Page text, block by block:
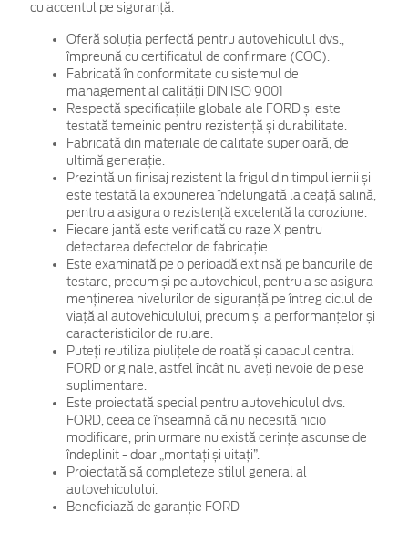
cu accentul pe siguranță:
Oferă soluția perfectă pentru autovehiculul dvs.,
împreună cu certificatul de confirmare (COC).
Fabricată în conformitate cu sistemul de
management al calității DIN ISO 9001
Respectă specificațiile globale ale FORD și este
testată temeinic pentru rezistență și durabilitate.
Fabricată din materiale de calitate superioară, de
ultimă generație.
Prezintă un finisaj rezistent la frigul din timpul iernii și
este testată la expunerea îndelungată la ceață salină,
pentru a asigura o rezistență excelentă la coroziune.
Fiecare jantă este verificată cu raze X pentru
detectarea defectelor de fabricație.
Este examinată pe o perioadă extinsă pe bancurile de
testare, precum și pe autovehicul, pentru a se asigura
menținerea nivelurilor de siguranță pe întreg ciclul de
viață al autovehiculului, precum și a performanțelor și
caracteristicilor de rulare.
Puteți reutiliza piulițele de roată și capacul central
FORD originale, astfel încât nu aveți nevoie de piese
suplimentare.
Este proiectată special pentru autovehiculul dvs.
FORD, ceea ce înseamnă că nu necesită nicio
modificare, prin urmare nu există cerințe ascunse de
îndeplinit - doar „montați și uitați”.
Proiectată să completeze stilul general al
autovehiculului.
Beneficiază de garanție FORD